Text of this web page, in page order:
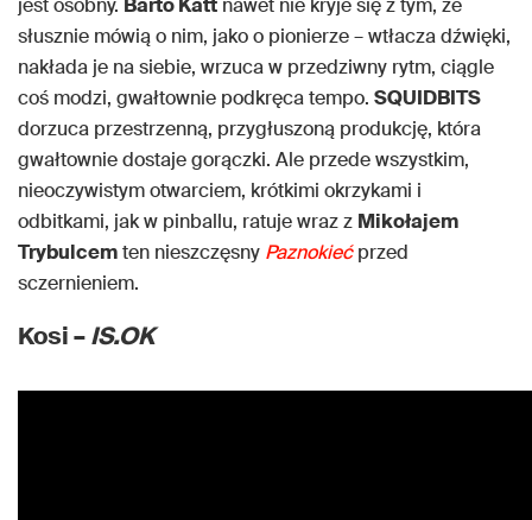
jest osobny. Barto Katt nawet nie kryje się z tym, że
słusznie mówią o nim, jako o pionierze – wtłacza dźwięki,
nakłada je na siebie, wrzuca w przedziwny rytm, ciągle
coś modzi, gwałtownie podkręca tempo. SQUIDBITS
dorzuca przestrzenną, przygłuszoną produkcję, która
gwałtownie dostaje gorączki. Ale przede wszystkim,
nieoczywistym otwarciem, krótkimi okrzykami i
odbitkami, jak w pinballu, ratuje wraz z Mikołajem
Trybulcemten nieszczęsny Paznokiećprzed
sczernieniem.
Kosi –IS.OK